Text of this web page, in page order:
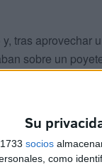
Su
socios
como
y, tras aprovechar
sobre un
la huida
del
empujó ,